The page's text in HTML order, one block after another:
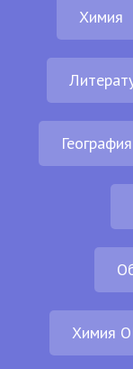
Химия
География
Химия